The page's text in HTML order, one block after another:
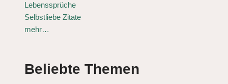
Lebenssprüche
Selbstliebe Zitate
mehr…
Beliebte Themen